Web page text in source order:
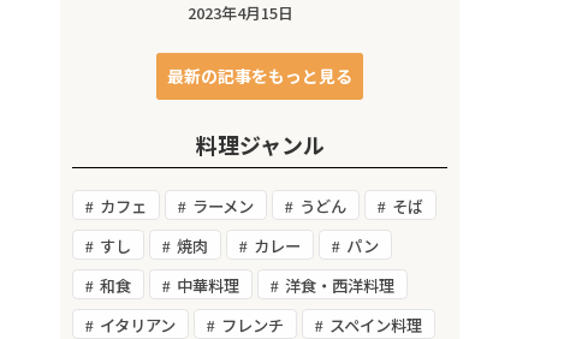
2023年4月15日
最新の記事をもっと見る
料理ジャンル
カフェ ラーメン うどん
そば
すし
焼肉 カレー
パン
和食
中華料理
洋食・西洋料理
イタリアン
フレンチ
スペイン料理